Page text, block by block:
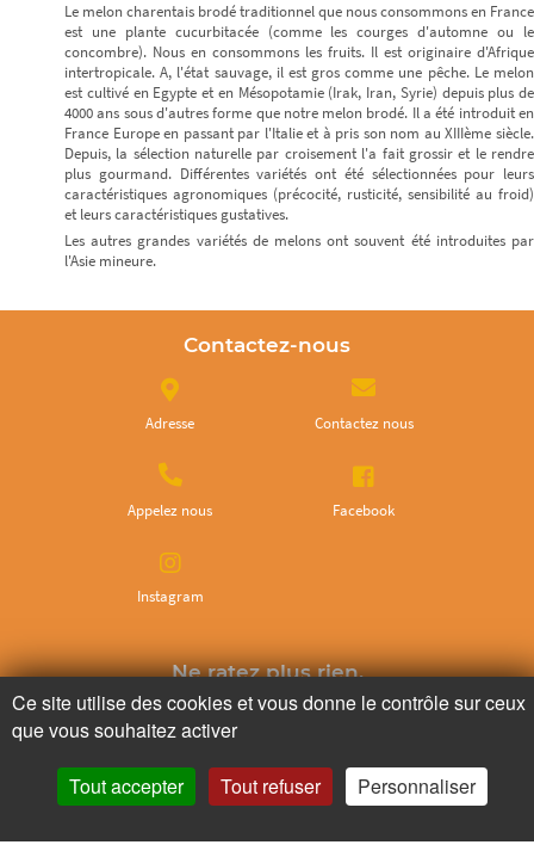
Le melon charentais brodé traditionnel que nous consommons en France
est une plante cucurbitacée (comme les courges d'automne ou le
concombre). Nous en consommons les fruits. Il est originaire d'Afrique
intertropicale. A, l'état sauvage, il est gros comme une pêche. Le melon
est cultivé en Egypte et en Mésopotamie (Irak, Iran, Syrie) depuis plus de
4000 ans sous d'autres forme que notre melon brodé. Il a été introduit en
France Europe en passant par l'Italie et à pris son nom au XIIIème siècle.
Depuis, la sélection naturelle par croisement l'a fait grossir et le rendre
plus gourmand. Différentes variétés ont été sélectionnées pour leurs
caractéristiques agronomiques (précocité, rusticité, sensibilité au froid)
et leurs caractéristiques gustatives.
Les autres grandes variétés de melons ont souvent été introduites par
l'Asie mineure.
Contactez-nous
Adresse Contactez nous
Appelez nous Facebook
Instagram
Ne ratez plus rien,
Abonnez-vous à notre newsletter
Ce site utilise des cookies et vous donne le contrôle sur ceux
que vous souhaitez activer
Tout accepter Tout refuser Personnaliser